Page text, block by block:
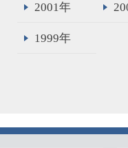
2001年
1999年